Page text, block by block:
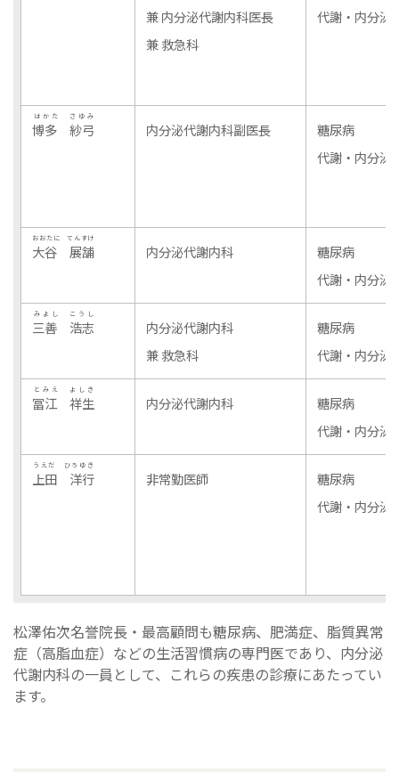
兼 内分泌代謝内科医長
兼 救急科
代謝・内分泌
博多 紗弓
はかた さゆみ
内分泌代謝内科副医長
糖尿病
代謝・内分泌
大谷 展舗
おおたに てんすけ
内分泌代謝内科
糖尿病
代謝・内分泌
三善 浩志
みよし こうし
内分泌代謝内科
兼 救急科
糖尿病
代謝・内分泌
冨江 祥生
とみえ よしき
内分泌代謝内科
糖尿病
代謝・内分泌
上田 洋行
うえだ ひろゆき
非常勤医師
糖尿病
代謝・内分泌
松澤佑次名誉院長・最高顧問も糖尿病、肥満症、脂質異常
症（高脂血症）などの生活習慣病の専門医であり、内分泌
代謝内科の一員として、これらの疾患の診療にあたってい
ます。